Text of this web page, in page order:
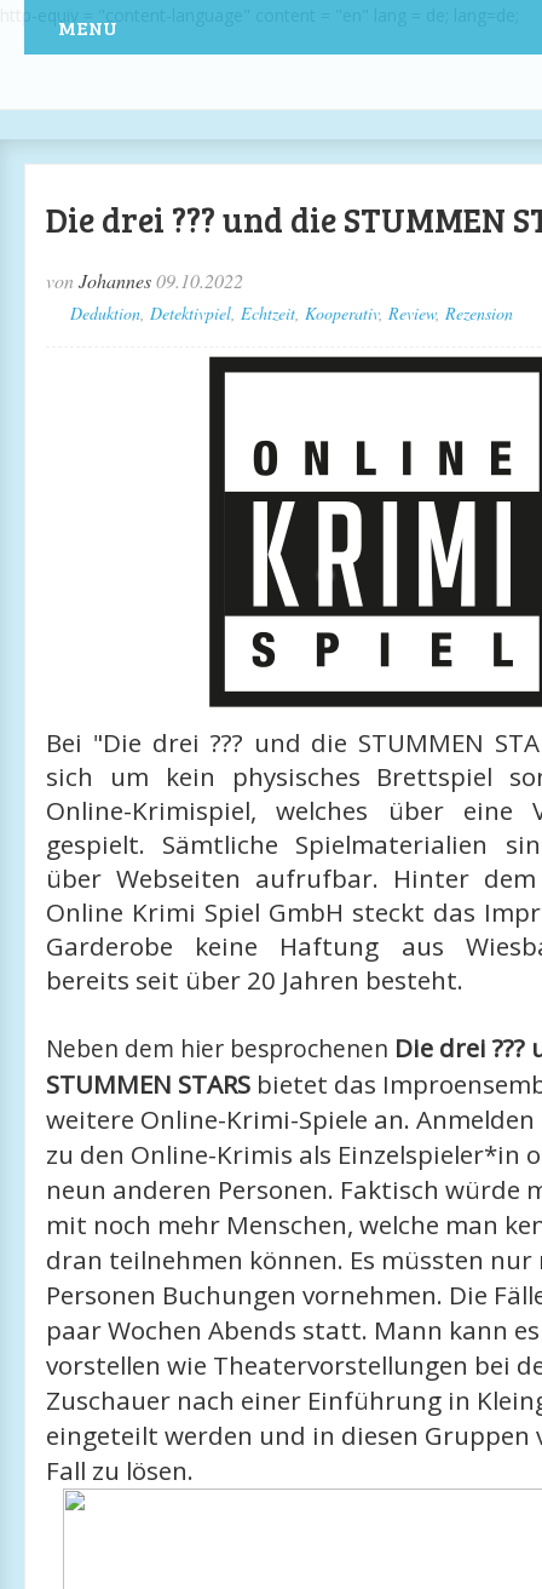
MENU
Die drei ??? und die STUMMEN
vonJohannes 09.10.2022
Deduktion, Detektivpiel, Echtzeit, Kooperativ, Review, Rezension
Bei "Die drei ??? und die STUMMEN
sich um kein physisches Brettspiel
Online-Krimispiel, welches über eine
gespielt. Sämtliche Spielmaterialien
über Webseiten aufrufbar. Hinter
Online Krimi Spiel GmbH steckt das
Garderobe keine Haftung aus
bereits seit über 20 Jahren besteht.
Neben dem hier besprochenen Die drei ???
STUMMEN STARSbietet das
weitere Online-Krimi-Spiele an.
zu den Online-Krimis als Einzelspieler*in
neun anderen Personen. Faktisch würde
mit noch mehr Menschen, welche man
dran teilnehmen können. Es müssten nur
Personen Buchungen vornehmen. Die
paar Wochen Abends statt. Mann kann
vorstellen wie Theatervorstellungen bei
Zuschauer nach einer Einführung in
eingeteilt werden und in diesen Gruppen
Fall zu lösen.